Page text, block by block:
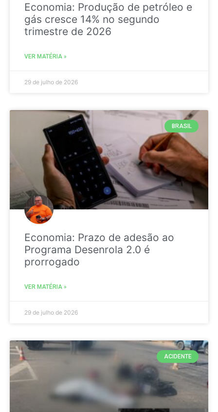
Economia: Produção de petróleo e
gás cresce 14% no segundo
trimestre de 2026
VER MATÉRIA »
29 de julho de 2026
BRASIL
Economia: Prazo de adesão ao
Programa Desenrola 2.0 é
prorrogado
VER MATÉRIA »
29 de julho de 2026
ACIDENTE